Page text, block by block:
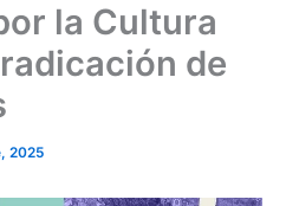
la Cultura
de
2025